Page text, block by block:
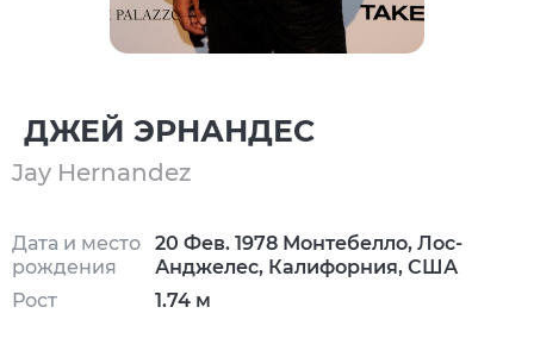
ДЖЕЙ ЭРНАНДЕС
Jay Hernandez
Дата и место
рождения
Рост
20 Фев. 1978 Монтебелло, Лос-
Анджелес, Калифорния, США
1.74 м